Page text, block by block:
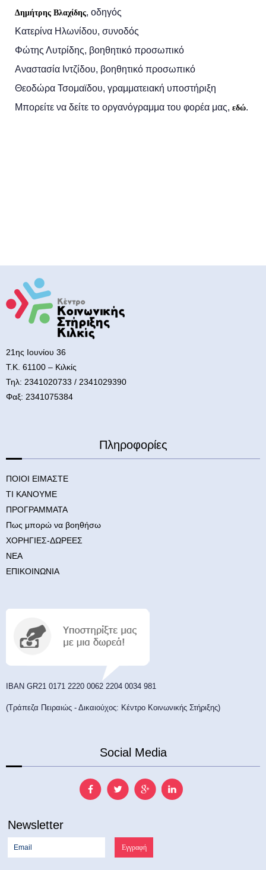
Δημήτρης Βλαχίδης, οδηγός
Κατερίνα Ηλωνίδου, συνοδός
Φώτης Λυτρίδης, βοηθητικό προσωπικό
Αναστασία Ιντζίδου, βοηθητικό προσωπικό
Θεοδώρα Τσομαϊδου, γραμματειακή υποστήριξη
Μπορείτε να δείτε το οργανόγραμμα του φορέα μας, εδώ.
21ης Ιουνίου 36
Τ.Κ. 61100 – Κιλκίς
Τηλ: 2341020733 / 2341029390
Φαξ: 2341075384
Πληροφορίες
ΠΟΙΟΙ ΕΙΜΑΣΤΕ
ΤΙ ΚΑΝΟΥΜΕ
ΠΡΟΓΡΑΜΜΑΤΑ
Πως μπορώ να βοηθήσω
ΧΟΡΗΓΙΕΣ-ΔΩΡΕΕΣ
ΝΕΑ
ΕΠΙΚΟΙΝΩΝΙΑ
ΙΒΑΝ GR21 0171 2220 0062 2204 0034 981
(Τράπεζα Πειραιώς - Δικαιούχος: Κέντρο Κοινωνικής Στήριξης)
Social Media
Newsletter